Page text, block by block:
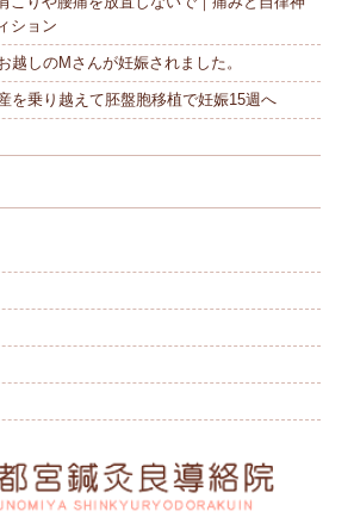
ション
しのMさんが妊娠されました。
乗り越えて胚盤胞移植で妊娠15週へ